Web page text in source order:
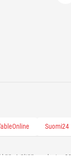
TableOnline Suomi24